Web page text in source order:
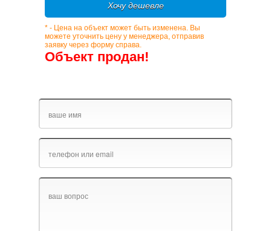
Хочу дешевле
* - Цена на объект может быть изменена. Вы
можете уточнить цену у менеджера, отправив
заявку через форму справа.
Объект продан!